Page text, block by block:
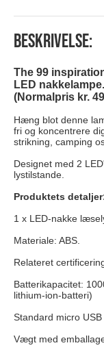
Beskrivelse:
The 99
LED
(Normalpris kr.
Hæng blot denne
fri og koncentrere
strikning, camping
Designet med 2
lystilstande.
Produktets
1 x LED-nakke
Materiale: ABS.
Relateret
Batterikapacitet:
lithium-ion-batteri)
Standard micro
Vægt med